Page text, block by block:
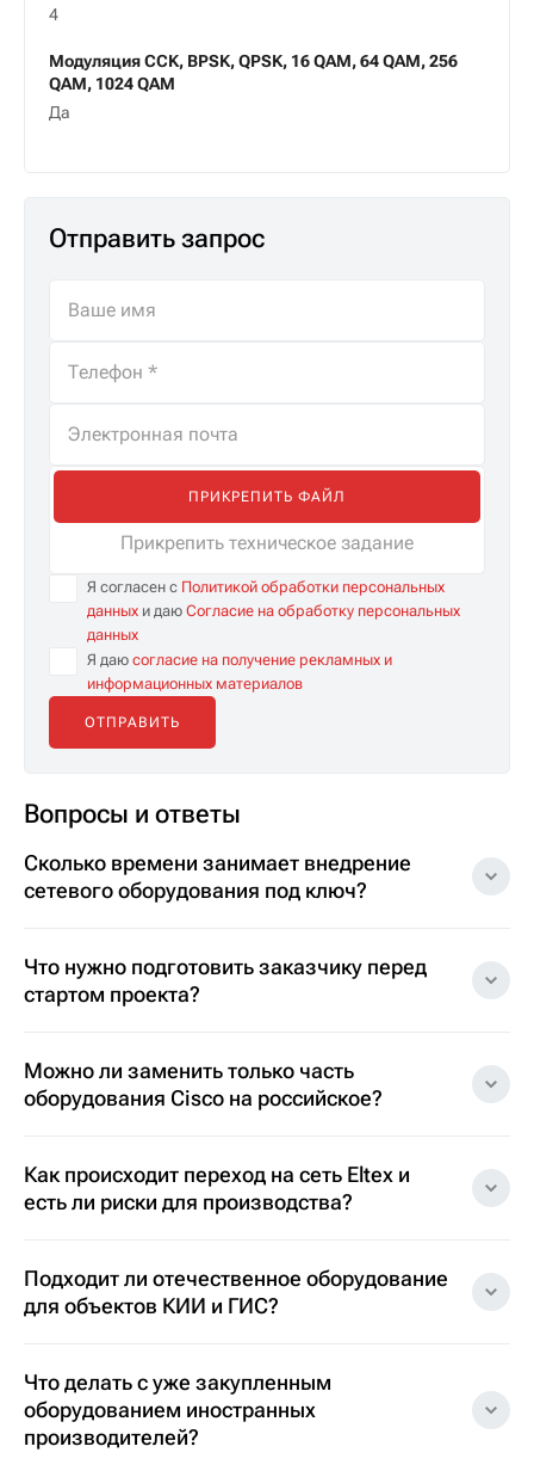
4
Модуляция CCK, BPSK, QPSK, 16 QAM, 64 QAM, 256
QAM, 1024 QAM
Да
Отправить запрос
ПРИКРЕПИТЬ ФАЙЛ
Прикрепить техническое задание
Я согласен с Политикой обработки персональных
данных и даю Согласие на обработку персональных
данных
Я даю согласие на получение рекламных и
информационных материалов
Вопросы и ответы
Сколько времени занимает внедрение
сетевого оборудования под ключ?
Что нужно подготовить заказчику перед
стартом проекта?
Можно ли заменить только часть
оборудования Cisco на российское?
Как происходит переход на сеть Eltex и
есть ли риски для производства?
Подходит ли отечественное оборудование
для объектов КИИ и ГИС?
Что делать с уже закупленным
оборудованием иностранных
производителей?